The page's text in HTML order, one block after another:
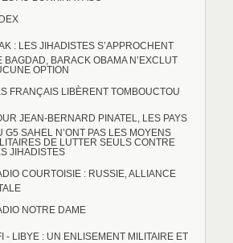
: LES JIHADISTES S’APPROCHENT
BAGDAD, BARACK OBAMA N’EXCLUT
OPTION
FRANÇAIS LIBÈRENT TOMBOUCTOU
JEAN-BERNARD PINATEL, LES PAYS
G5 SAHEL N’ONT PAS LES MOYENS
DE LUTTER SEULS CONTRE
JIHADISTES
COURTOISIE : RUSSIE, ALLIANCE
NOTRE DAME
- LIBYE : UN ENLISEMENT MILITAIRE ET